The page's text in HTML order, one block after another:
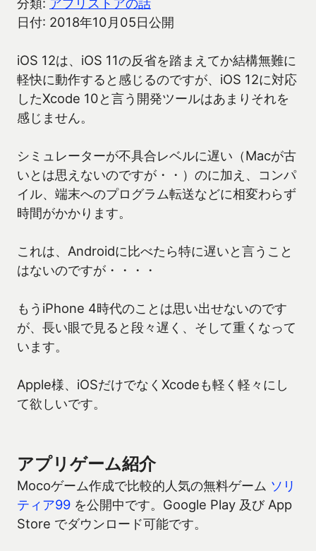
日付: 2018年10月05日公開
iOS 12は、iOS 11の反省を踏まえてか結構無難に
軽快に動作すると感じるのですが、iOS 12に対応
したXcode 10と言う開発ツールはあまりそれを
感じません。
シミュレーターが不具合レベルに遅い（Macが古
いとは思えないのですが・・）のに加え、コンパ
イル、端末へのプログラム転送などに相変わらず
時間がかかります。
これは、Androidに比べたら特に遅いと言うこと
はないのですが・・・・
もうiPhone 4時代のことは思い出せないのです
が、長い眼で見ると段々遅く、そして重くなって
います。
Apple様、iOSだけでなくXcodeも軽く軽々にし
て欲しいです。
アプリゲーム紹介
Mocoゲーム作成で比較的人気の無料ゲーム ソリ
ティア99 を公開中です。Google Play 及び App
Store でダウンロード可能です。